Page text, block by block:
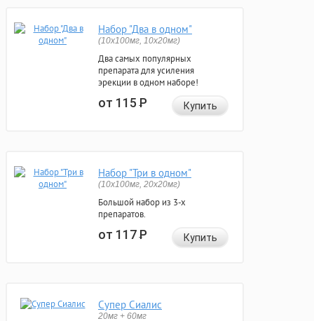
Набор "Два в одном"
(10x100мг, 10x20мг)
Два самых популярных
препарата для усиления
эрекции в одном наборе!
от 115Р Купить
Набор "Три в одном"
(10x100мг, 20x20мг)
Большой набор из 3-х
препаратов.
от 117Р Купить
Супер Сиалис
20мг + 60мг